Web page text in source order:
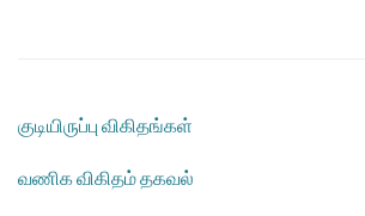
குடியிருப்பு விகிதங்கள்
வணிக விகிதம் தகவல்